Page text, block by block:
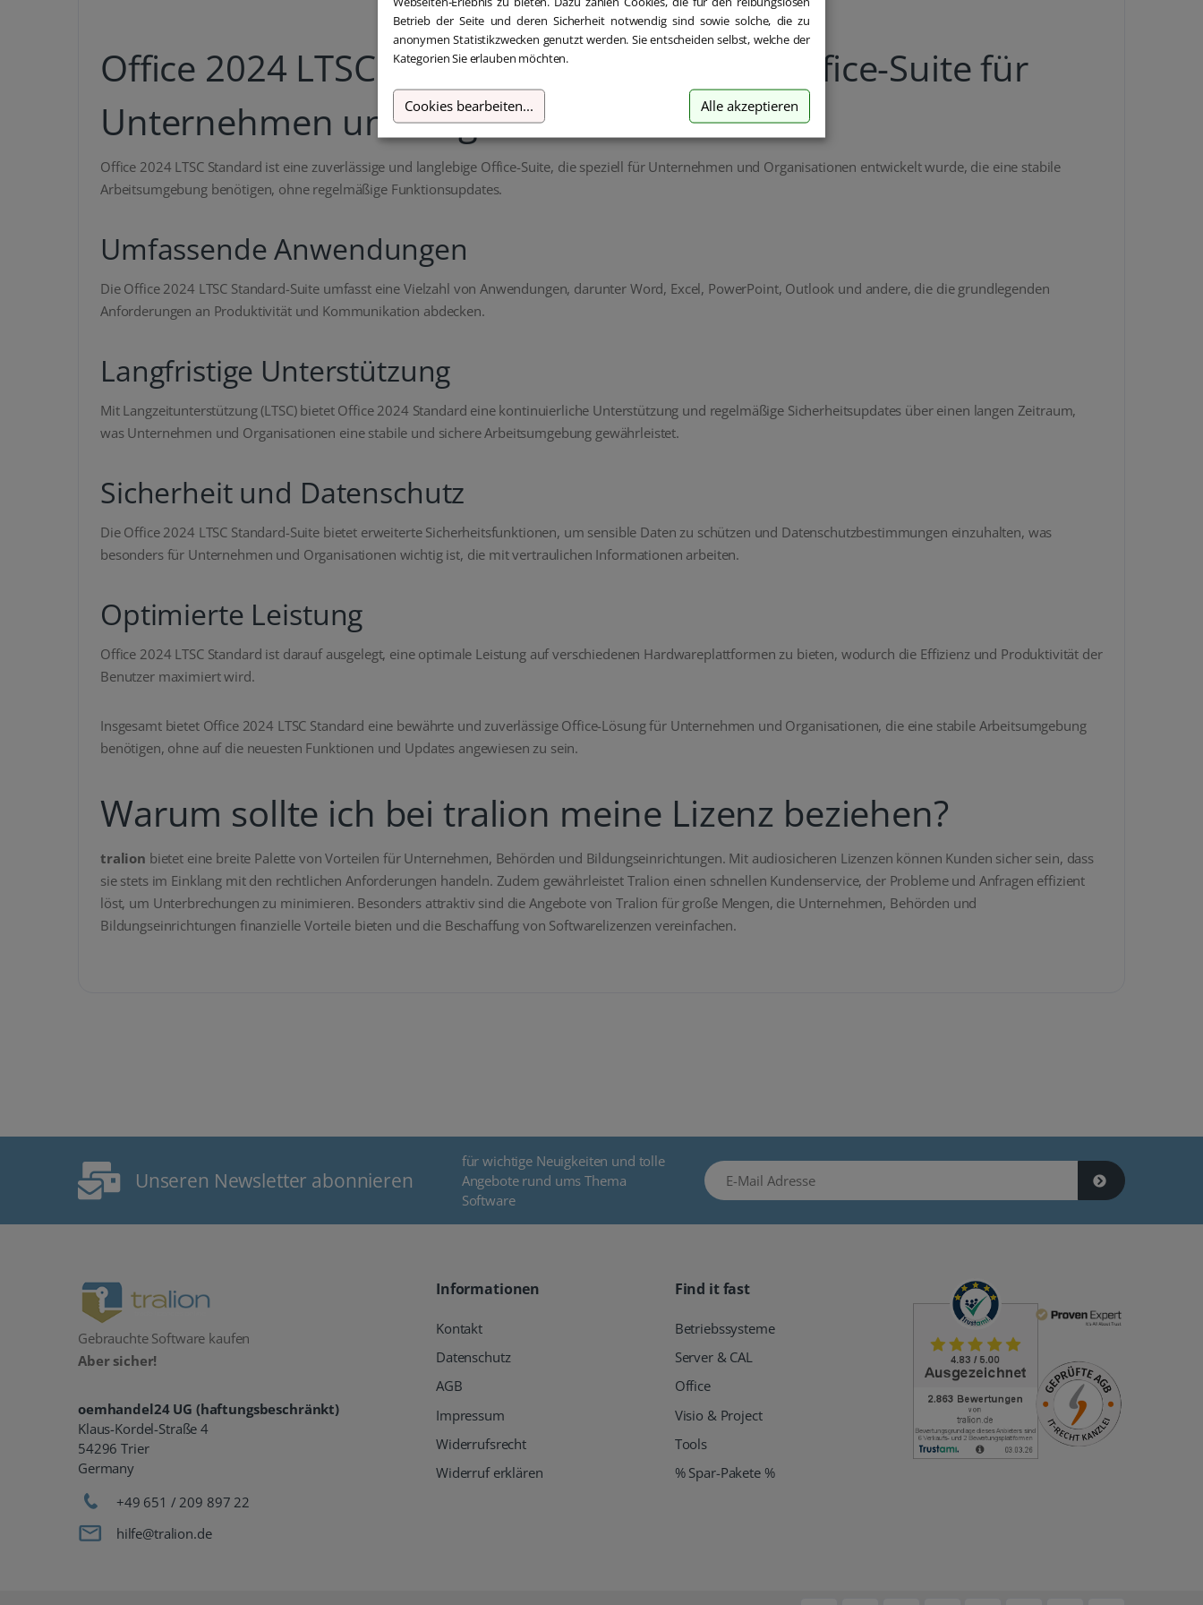
Office 2024 LTSC Standard: Die bewährte Office-Suite für
Unternehmen und Organisationen
Office 2024 LTSC Standard ist eine zuverlässige und langlebige Office-Suite, die speziell für Unternehmen und Organisationen entwickelt wurde, die eine stabile
Arbeitsumgebung benötigen, ohne regelmäßige Funktionsupdates.
Umfassende Anwendungen
Die Office 2024 LTSC Standard-Suite umfasst eine Vielzahl von Anwendungen, darunter Word, Excel, PowerPoint, Outlook und andere, die die grundlegenden
Anforderungen an Produktivität und Kommunikation abdecken.
Langfristige Unterstützung
Mit Langzeitunterstützung (LTSC) bietet Office 2024 Standard eine kontinuierliche Unterstützung und regelmäßige Sicherheitsupdates über einen langen Zeitraum,
was Unternehmen und Organisationen eine stabile und sichere Arbeitsumgebung gewährleistet.
Sicherheit und Datenschutz
Die Office 2024 LTSC Standard-Suite bietet erweiterte Sicherheitsfunktionen, um sensible Daten zu schützen und Datenschutzbestimmungen einzuhalten, was
besonders für Unternehmen und Organisationen wichtig ist, die mit vertraulichen Informationen arbeiten.
Optimierte Leistung
Office 2024 LTSC Standard ist darauf ausgelegt, eine optimale Leistung auf verschiedenen Hardwareplattformen zu bieten, wodurch die Effizienz und Produktivität der
Benutzer maximiert wird.
Insgesamt bietet Office 2024 LTSC Standard eine bewährte und zuverlässige Office-Lösung für Unternehmen und Organisationen, die eine stabile Arbeitsumgebung
benötigen, ohne auf die neuesten Funktionen und Updates angewiesen zu sein.
Warum sollte ich bei tralion meine Lizenz beziehen?
tralion bietet eine breite Palette von Vorteilen für Unternehmen, Behörden und Bildungseinrichtungen. Mit audiosicheren Lizenzen können Kunden sicher sein, dass
sie stets im Einklang mit den rechtlichen Anforderungen handeln. Zudem gewährleistet Tralion einen schnellen Kundenservice, der Probleme und Anfragen effizient
löst, um Unterbrechungen zu minimieren. Besonders attraktiv sind die Angebote von Tralion für große Mengen, die Unternehmen, Behörden und
Bildungseinrichtungen finanzielle Vorteile bieten und die Beschaffung von Softwarelizenzen vereinfachen.
Unseren Newsletter abonnieren
für wichtige Neuigkeiten und tolle
Angebote rund ums Thema
Software
E-Mail Adresse
Gebrauchte Software kaufen
Aber sicher!
oemhandel24 UG (haftungsbeschränkt)
Klaus-Kordel-Straße 4
54296 Trier
Germany
+49 651 / 209 897 22
hilfe@tralion.de
Informationen
Kontakt
Datenschutz
AGB
Impressum
Widerrufsrecht
Widerruf erklären
Find it fast
Betriebssysteme
Server & CAL
Office
Visio & Project
Tools
% Spar-Pakete %
Betrieb der Seite und deren Sicherheit notwendig sind sowie solche, die zu
anonymen Statistikzwecken genutzt werden. Sie entscheiden selbst, welche der
Kategorien Sie erlauben möchten.
Cookies bearbeiten... Alle akzeptieren